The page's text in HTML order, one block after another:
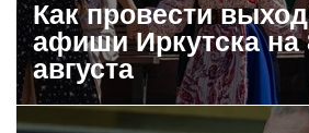
Как провести
афиши Иркутска на
августа